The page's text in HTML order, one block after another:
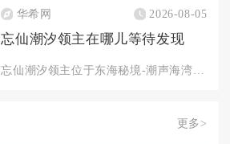
华希网 2026-08-05
忘仙潮汐领主在哪儿等待发现
更多>